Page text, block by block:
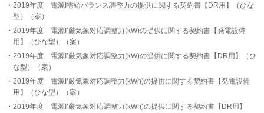
2019年度 電源I需給バランス調整力の提供に関する契約書【DR用】（ひな
型）（案）
2019年度 電源I’厳気象対応調整力(kW)の提供に関する契約書【発電設備
用】（ひな型）（案）
2019年度 電源I’厳気象対応調整力(kW)の提供に関する契約書【DR用】（ひ
な型）（案）
2019年度 電源I’厳気象対応調整力(kWh)の提供に関する契約書【発電設備
用】（ひな型）（案）
2019年度 電源I’厳気象対応調整力(kWh)の提供に関する契約書【DR用】